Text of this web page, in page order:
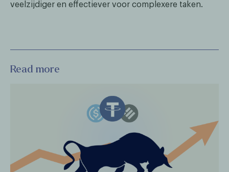
veelzijdiger en effectiever voor complexere taken.
Read more